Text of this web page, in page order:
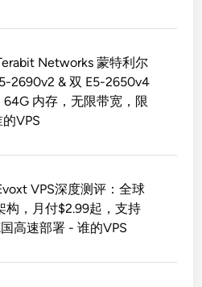
Networks 蒙特利尔
2690v2 & 双 E5-2650v4
64G 内存，无限带宽，限
VPS
VPS深度测评：全球
构，月付$2.99起，支持
高速部署 - 谁的VPS